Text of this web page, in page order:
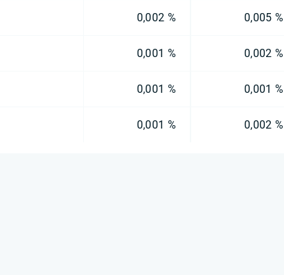
0,002 % 0,005 %
0,001 % 0,002 %
0,001 % 0,001 %
0,001 % 0,002 %